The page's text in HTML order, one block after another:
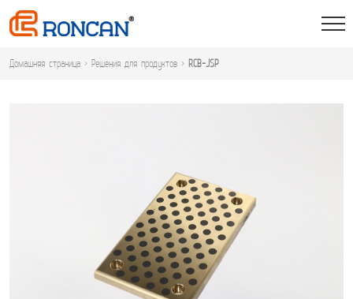
Домашняя страница > Решения для продуктов > RCB-JSP